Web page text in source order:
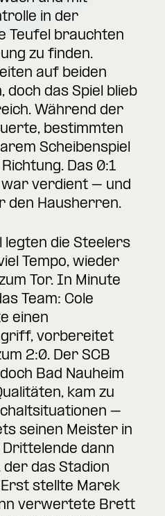
in der
Teufel brauchten
zu finden.
auf beiden
das Spiel blieb
Während der
bestimmten
Scheibenspiel
Das 0:1
verdient – und
den Hausherren.
die Steelers
Tempo, wieder
Tor. In Minute
Team: Cole
einen
vorbereitet
2:0. Der SCB
Bad Nauheim
kam zu
–
seinen Meister in
dann
der das Stadion
stellte Marek
verwertete Brett